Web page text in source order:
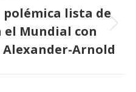
siguiente:
lista de
Mundial con
Arnold